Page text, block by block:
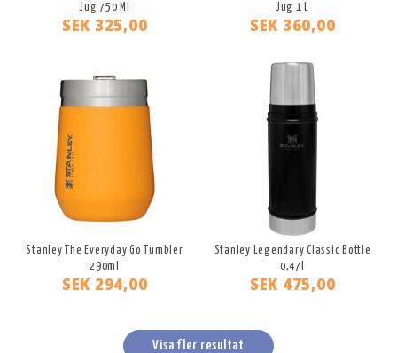
Jug 750 Ml
SEK 325,00
Jug 1 L
SEK 360,00
Stanley The Everyday Go Tumbler
290ml
SEK 294,00
Stanley Legendary Classic Bottle
0,47l
SEK 475,00
Visa fler resultat